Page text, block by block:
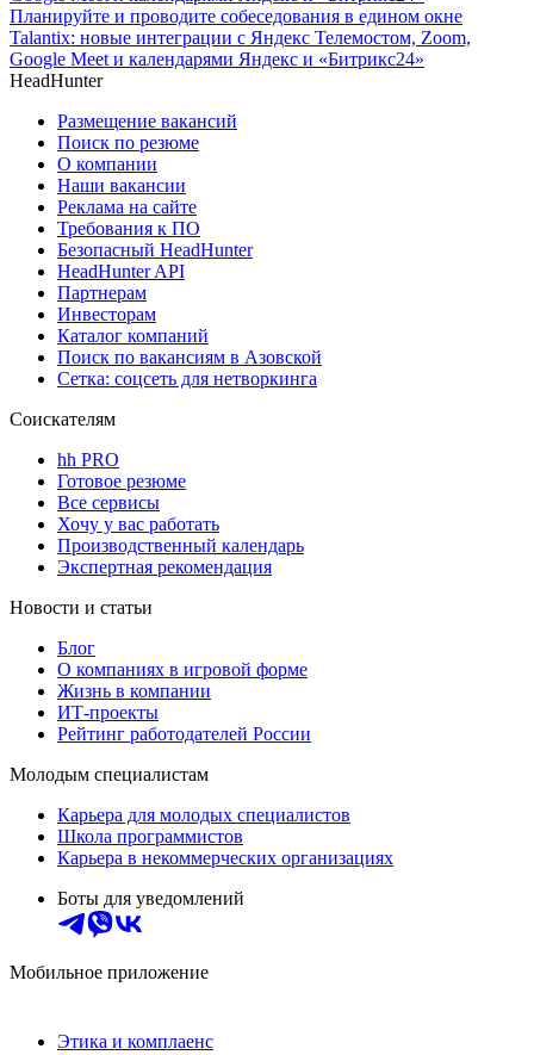
Планируйте и проводите собеседования в едином окне
Talantix: новые интеграции с Яндекс Телемостом, Zoom,
Google Meet и календарями Яндекс и «Битрикс24»
HeadHunter
Размещение вакансий
Поиск по резюме
О компании
Наши вакансии
Реклама на сайте
Требования к ПО
Безопасный HeadHunter
HeadHunter API
Партнерам
Инвесторам
Каталог компаний
Поиск по вакансиям в Азовской
Сетка: соцсеть для нетворкинга
Соискателям
hh PRO
Готовое резюме
Все сервисы
Хочу у вас работать
Производственный календарь
Экспертная рекомендация
Новости и статьи
Блог
О компаниях в игровой форме
Жизнь в компании
ИТ-проекты
Рейтинг работодателей России
Молодым специалистам
Карьера для молодых специалистов
Школа программистов
Карьера в некоммерческих организациях
Боты для уведомлений
Мобильное приложение
Этика и комплаенс